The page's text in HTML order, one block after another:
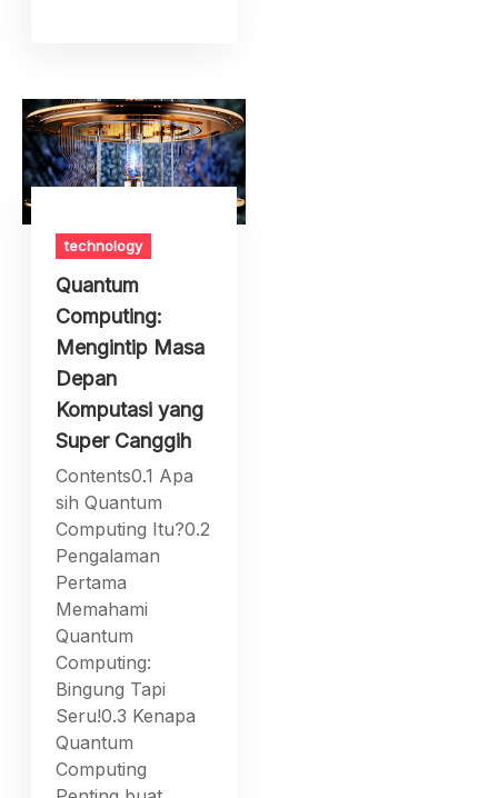
technology
Quantum
Computing:
Mengintip Masa
Depan
Komputasi yang
Super Canggih
Contents0.1 Apa
sih Quantum
Computing Itu?0.2
Pengalaman
Pertama
Memahami
Quantum
Computing:
Bingung Tapi
Seru!0.3 Kenapa
Quantum
Computing